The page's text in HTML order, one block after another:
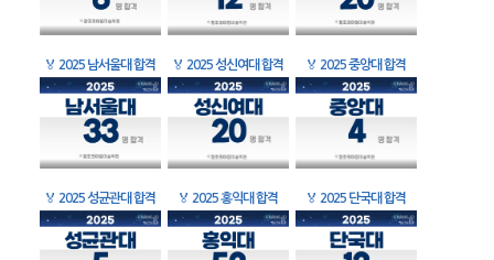
🏅 2025 남서울대 합격 🏅 2025 성신여대 합격 🏅 2025 중앙대 합격
🏅 2025 성균관대 합격 🏅 2025 홍익대 합격 🏅 2025 단국대 합격